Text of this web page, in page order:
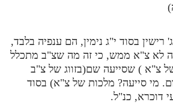
בסוד י"ג נימין, הם ענפיה בלבד,
לא צ"א ממש, כי זה מה שצ"ב מתכלל
צ"א ) שסייעה שם(בזווג של צ"ב
מי סייעה? מלכות של צ"א) בסוד
דוכרא, כנ"ל.